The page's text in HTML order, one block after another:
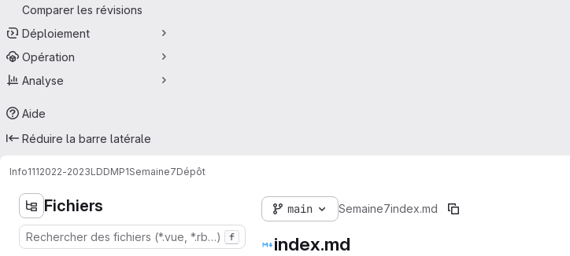
Comparer les révisions
Déploiement
Opération
Analyse
Aide
Réduire la barre latérale
Info1112022-2023LDDMP1Semaine7Dépôt
Fichiers
f
main Semaine7index.md
index.md